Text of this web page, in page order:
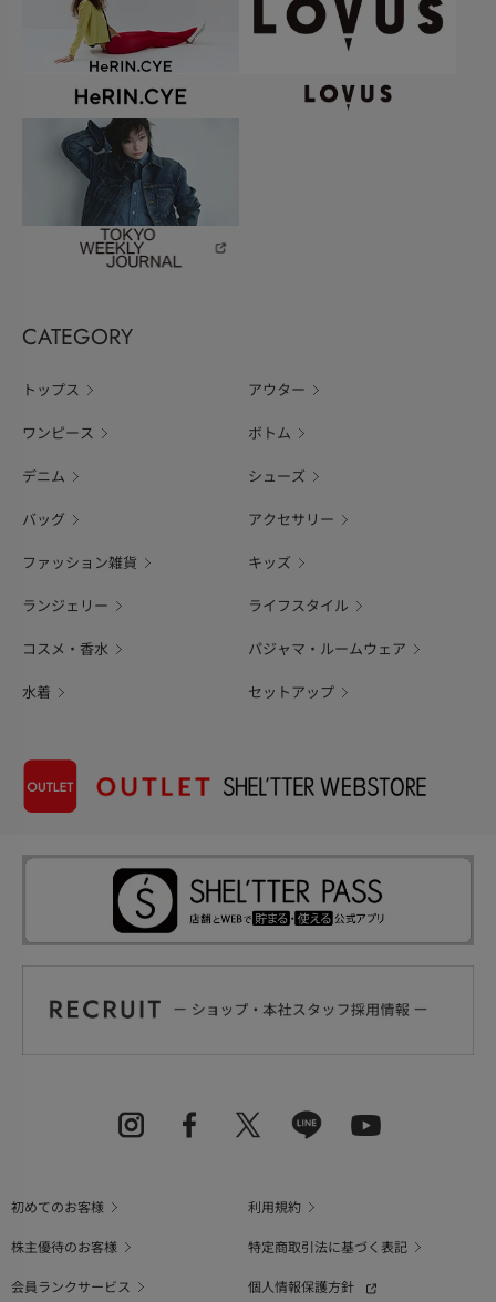
CATEGORY
トップス アウター
ワンピース ボトム
デニム シューズ
バッグ アクセサリー
ファッション雑貨 キッズ
ランジェリー ライフスタイル
コスメ・香水 パジャマ・ルームウェア
水着 セットアップ
初めてのお客様
利用規約
株主優待のお客様
特定商取引法に基づく表記
会員ランクサービス
個人情報保護方針